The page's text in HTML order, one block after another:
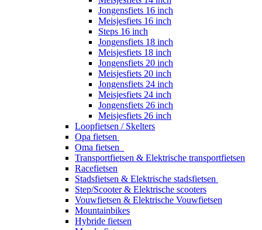
Jongensfiets 16 inch
Meisjesfiets 16 inch
Steps 16 inch
Jongensfiets 18 inch
Meisjesfiets 18 inch
Jongensfiets 20 inch
Meisjesfiets 20 inch
Jongensfiets 24 inch
Meisjesfiets 24 inch
Jongensfiets 26 inch
Meisjesfiets 26 inch
Loopfietsen / Skelters
Opa fietsen
Oma fietsen
Transportfietsen & Elektrische transportfietsen
Racefietsen
Stadsfietsen & Elektrische stadsfietsen
Step/Scooter & Elektrische scooters
Vouwfietsen & Elektrische Vouwfietsen
Mountainbikes
Hybride fietsen